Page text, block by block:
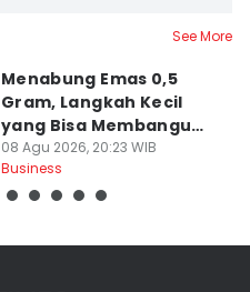
See More
Menabung Emas 0,5
Gram, Langkah Kecil
yang Bisa Membangun
Aset Besar
08 Agu 2026, 20:23 WIB
Business